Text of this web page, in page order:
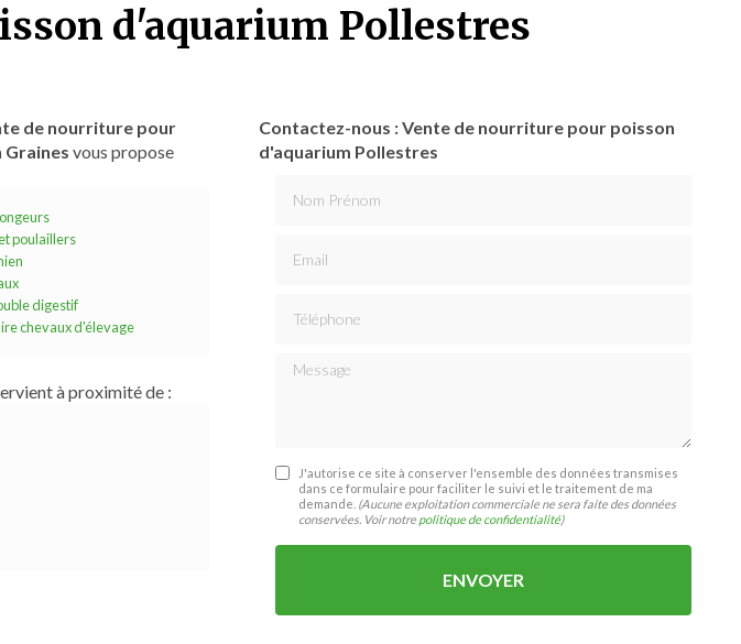
d'aquarium Pollestres
de nourriture pour
Graines vous propose
poulaillers
digestif
chevaux d'élevage
à proximité de :
Contactez-nous : Vente de nourriture pour poisson
d'aquarium Pollestres
Message
J'autorise ce site à conserver l'ensemble des données transmises
dans ce formulaire pour faciliter le suivi et le traitement de ma
demande. (Aucune exploitation commerciale ne sera faite des données
conservées. Voir notre politique de confidentialité)